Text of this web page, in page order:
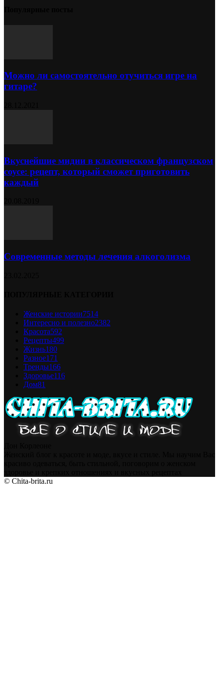
Можно ли самостоятельно отучиться игре на
гитаре?
Вкуснейшие мидии в классическом французском
соусе: рецепт, который сможет приготовить
каждый
Современные методы лечения алкоголизма
Женские истории7514
Интересно и полезно2382
Красота592
Рецепты499
Жизнь180
Разное171
Тренды166
Здоровье116
Дом81
© Chita-brita.ru